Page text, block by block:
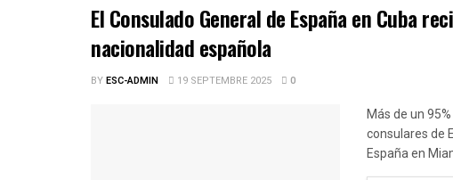
El Consulado General de España en Cuba
nacionalidad española
BYESC-ADMIN 19 SEPTEMBRE 2025 0
Más de un
consulares de
España en